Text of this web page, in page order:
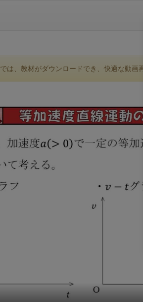
では、教材がダウンロードでき、快適な動画